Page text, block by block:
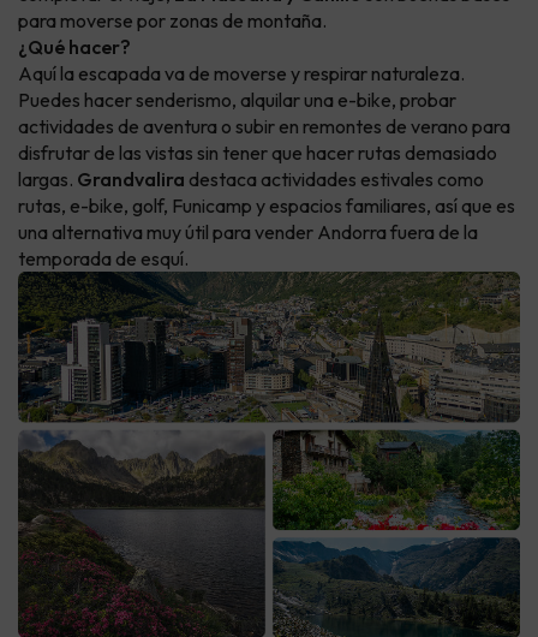
para moverse por zonas de montaña.
¿Qué hacer?
Aquí la escapada va de moverse y respirar naturaleza.
Puedes hacer senderismo, alquilar una e-bike, probar
actividades de aventura o subir en remontes de verano para
disfrutar de las vistas sin tener que hacer rutas demasiado
largas. Grandvalira destaca actividades estivales como
rutas, e-bike, golf, Funicamp y espacios familiares, así que es
una alternativa muy útil para vender Andorra fuera de la
temporada de esquí.